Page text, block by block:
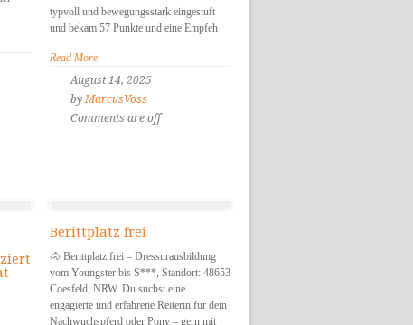
typvoll und bewegungsstark eingestuft
und bekam 57 Punkte und eine Empfeh
Read More
August 14, 2025
byMarcusVoss
Comments are off
Berittplatz frei
🐴 Berittplatz frei – Dressurausbildung
vom Youngster bis S***, Standort: 48653
Coesfeld, NRW. Du suchst eine
engagierte und erfahrene Reiterin für dein
Nachwuchspferd oder Pony – gern mit